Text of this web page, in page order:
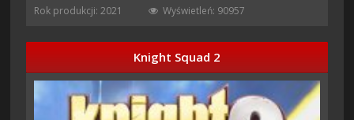
Rok produkcji: 2021 Wyświetleń: 90957
Knight Squad 2